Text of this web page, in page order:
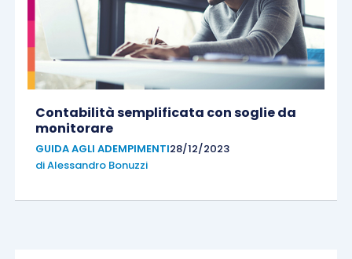
Contabilità semplificata con soglie da
monitorare
GUIDA AGLI ADEMPIMENTI28/12/2023
diAlessandro Bonuzzi